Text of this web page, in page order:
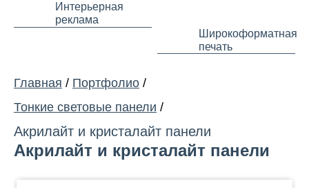
Интерьерная
реклама
Широкоформатная
печать
Главная / Портфолио /
Тонкие световые панели /
Акрилайт и кристалайт панели
Акрилайт и кристалайт панели